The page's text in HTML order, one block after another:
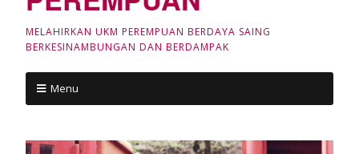
MELAHIRKAN UKM PEREMPUAN BERDAYA SAING
BERKESINAMBUNGAN DAN BERDAMPAK
Menu